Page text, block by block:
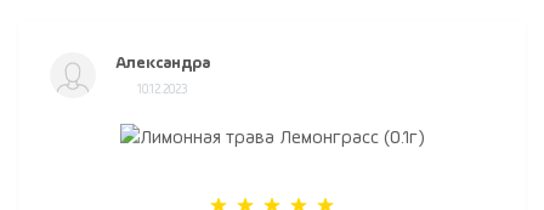
Александра
10.12.2023